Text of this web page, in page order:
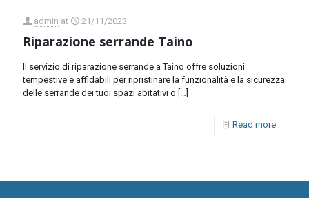
admin at 21/11/2023
Riparazione serrande Taino
Il servizio di riparazione serrande a Taino offre soluzioni
tempestive e affidabili per ripristinare la funzionalità e la sicurezza
delle serrande dei tuoi spazi abitativi o […]
Read more